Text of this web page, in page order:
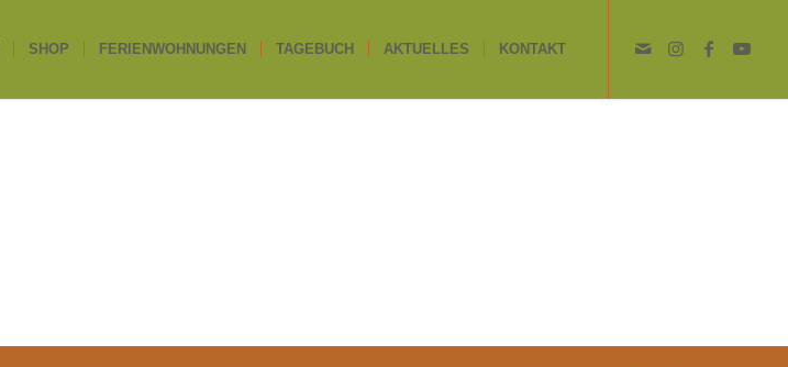
SHOP FERIENWOHNUNGEN TAGEBUCH AKTUELLES KONTAKT